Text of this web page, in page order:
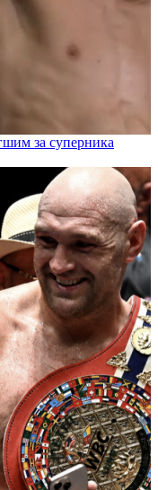
за суперника